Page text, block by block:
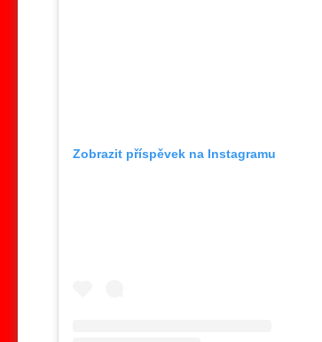
Zobrazit příspěvek na Instagramu